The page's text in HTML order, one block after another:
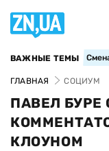
ВАЖНЫЕ ТЕМЫ
ГЛАВНАЯ СОЦИУМ
ПАВЕЛ БУРЕ
КЛОУНОМ